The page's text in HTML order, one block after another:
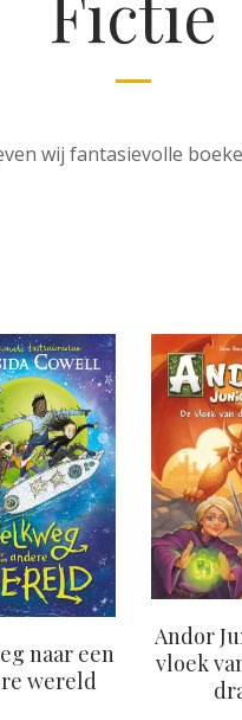
wij fantasievolle
naar een
wereld
Andor
vloek